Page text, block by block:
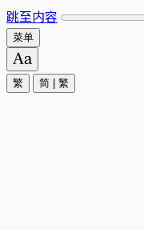
跳至内容
菜单
繁 简 繁